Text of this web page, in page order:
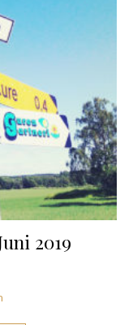
2019